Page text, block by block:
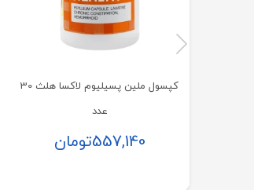
کپسول ملین پسیلیوم لاکسا هلث 30
عدد
557,140تومان